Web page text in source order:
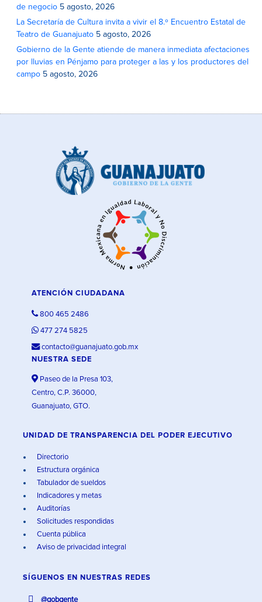
de negocio 5 agosto, 2026
La Secretaría de Cultura invita a vivir el 8.º Encuentro Estatal de
Teatro de Guanajuato 5 agosto, 2026
Gobierno de la Gente atiende de manera inmediata afectaciones
por lluvias en Pénjamo para proteger a las y los productores del
campo 5 agosto, 2026
ATENCIÓN CIUDADANA
800 465 2486
477 274 5825
contacto@guanajuato.gob.mx
NUESTRA SEDE
Paseo de la Presa 103,
Centro, C.P. 36000,
Guanajuato, GTO.
UNIDAD DE TRANSPARENCIA DEL PODER EJECUTIVO
Directorio
Estructura orgánica
Tabulador de sueldos
Indicadores y metas
Auditorías
Solicitudes respondidas
Cuenta pública
Aviso de privacidad integral
SÍGUENOS EN NUESTRAS REDES
@gobgente